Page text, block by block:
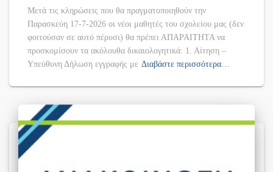
Μετά τις κληρώσεις που θα πραγματοποιηθούν την
Παρασκεύη 17-7-2026 οι νέοι μαθητές του σχολείου μας (δεν
φοιτούσαν σε αυτό πέρυσι) θα πρέπει ΑΠΑΡΑΙΤΗΤΑ να
προσκομίσουν τα ακόλουθα δικαιολογητικά: 1. Αίτηση –
Υπεύθυνη Δήλωση εγγραφής με Διαβάστε περισσότερα…